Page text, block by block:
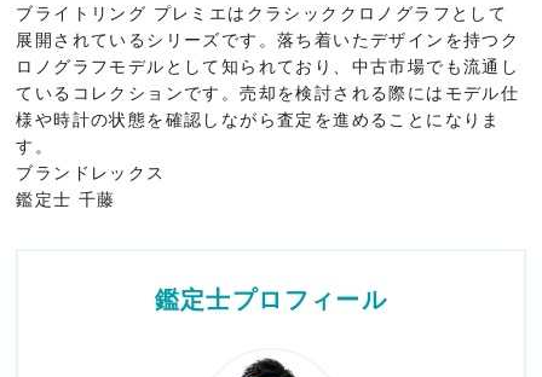
ブライトリング プレミエはクラシッククロノグラフとして
展開されているシリーズです。落ち着いたデザインを持つク
ロノグラフモデルとして知られており、中古市場でも流通し
ているコレクションです。売却を検討される際にはモデル仕
様や時計の状態を確認しながら査定を進めることになりま
す。
ブランドレックス
鑑定士 千藤
鑑定士プロフィール